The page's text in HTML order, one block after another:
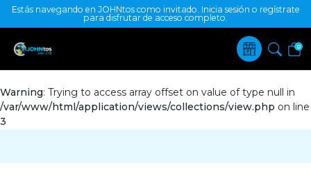
Estás navegando en JOHNtos como invitado. Inicia sesión o regístrate
para disfrutar de acceso completo.
0
Warning: Trying to access array offset on value of type null in
/var/www/html/application/views/collections/view.php on line
3